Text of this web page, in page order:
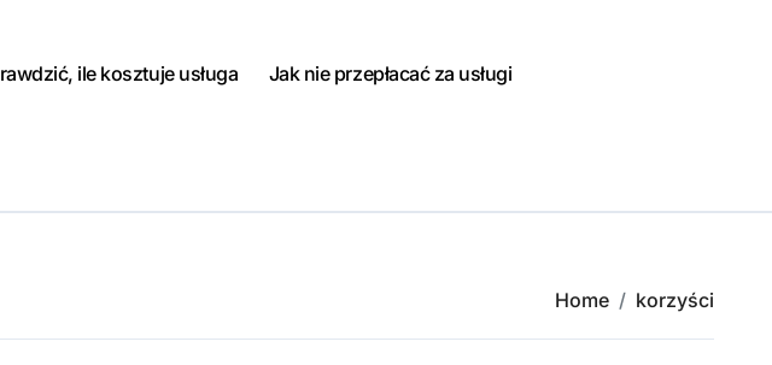
ile kosztuje usługa Jak nie przepłacać za usługi
Home korzyści